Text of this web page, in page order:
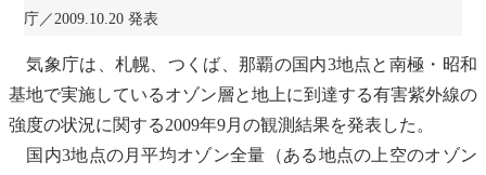
庁／2009.10.20 発表
気象庁は、札幌、つくば、那覇の国内3地点と 南極 ・昭和
基地で実施しているオゾン層と地上に到達する有害紫外線の
強度の状況に関する2009年9月の観測結果を発表した。
国内3地点の月平均オゾン全量（ある地点の上空のオゾン